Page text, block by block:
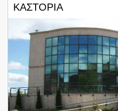
ΚΑΣΤΟΡΙΑ